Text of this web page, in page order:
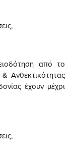
από το
Ανθεκτικότητας
έχουν μέχρι